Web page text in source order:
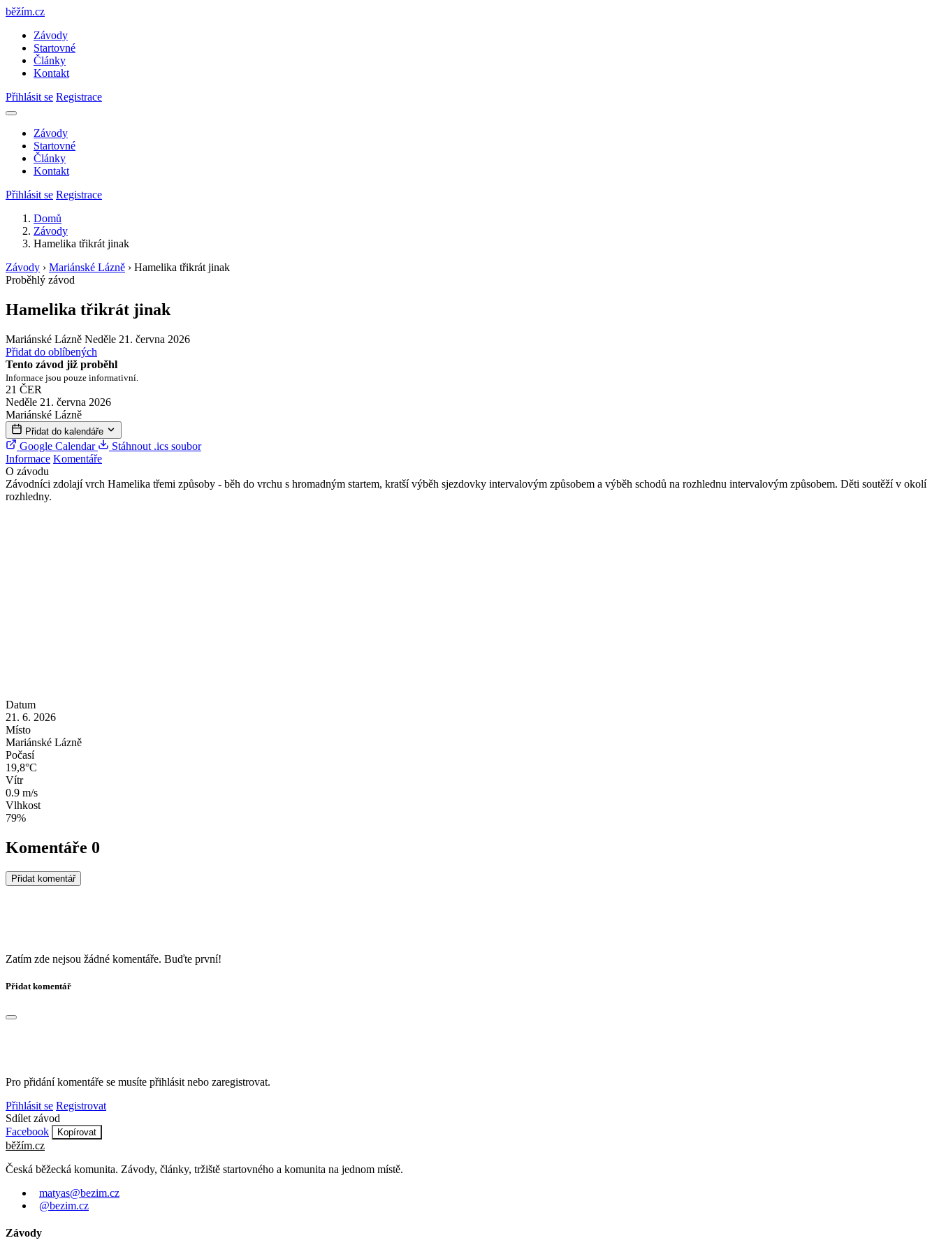
běžím.cz
Závody
Startovné
Články
Kontakt
Přihlásit se Registrace
Závody
Startovné
Články
Kontakt
Přihlásit se Registrace
Domů
Závody
Hamelika třikrát jinak
Závody › Mariánské Lázně › Hamelika třikrát jinak
Proběhlý závod
Hamelika třikrát jinak
Mariánské Lázně Neděle 21. června 2026
Přidat do oblíbených
Tento závod již proběhl
Informace jsou pouze informativní.
21 ČER
Neděle 21. června 2026
Mariánské Lázně
Přidat do kalendáře
Google Calendar
Stáhnout .ics soubor
Informace Komentáře
O závodu
Závodníci zdolají vrch Hamelika třemi způsoby - běh do vrchu s hromadným startem, kratší výběh sjezdovky intervalovým způsobem a výběh schodů na rozhlednu intervalovým způsobem. Děti soutěží v okolí
rozhledny.
Datum
21. 6. 2026
Místo
Mariánské Lázně
Počasí
19,8°C
Vítr
0.9 m/s
Vlhkost
79%
Komentáře 0
Přidat komentář
Zatím zde nejsou žádné komentáře. Buďte první!
Přidat komentář
Pro přidání komentáře se musíte přihlásit nebo zaregistrovat.
Přihlásit se Registrovat
Sdílet závod
Facebook
Kopírovat
běžím.cz
Česká běžecká komunita. Závody, články, tržiště startovného a komunita na jednom místě.
matyas@bezim.cz
@bezim.cz
Závody